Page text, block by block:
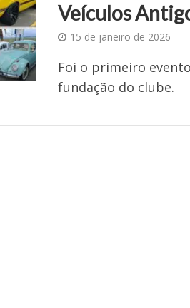
Veículos
15 de janeiro de 2026
Foi o primeiro
fundação do clube.